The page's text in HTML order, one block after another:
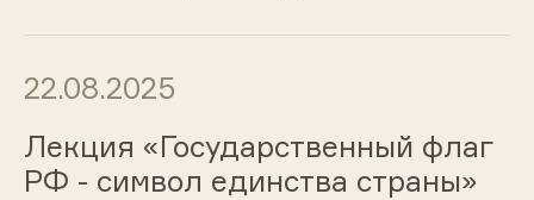
22.08.2025
Лекция «Государственный флаг
РФ - символ единства страны»